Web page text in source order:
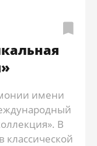
имени
В